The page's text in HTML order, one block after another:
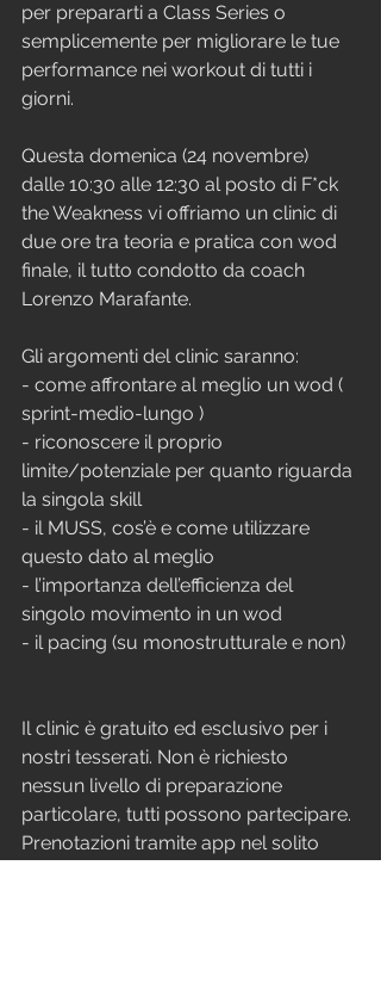
per prepararti a Class Series o
semplicemente per migliorare le tue
performance nei workout di tutti i
giorni.
Questa domenica (24 novembre)
dalle 10:30 alle 12:30 al posto di F*ck
the Weakness vi offriamo un clinic di
due ore tra teoria e pratica con wod
finale, il tutto condotto da coach
Lorenzo Marafante.
Gli argomenti del clinic saranno:
- come affrontare al meglio un wod (
sprint-medio-lungo )
- riconoscere il proprio
limite/potenziale per quanto riguarda
la singola skill
- il MUSS, cos’è e come utilizzare
questo dato al meglio
- l’importanza dell’efficienza del
singolo movimento in un wod
- il pacing (su monostrutturale e non)
Il clinic è gratuito ed esclusivo per i
nostri tesserati. Non è richiesto
nessun livello di preparazione
particolare, tutti possono partecipare.
Prenotazioni tramite app nel solito